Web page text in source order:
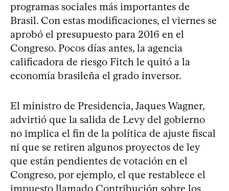
programas sociales más importantes de
Brasil. Con estas modificaciones, el viernes se
aprobó el presupuesto para 2016 en el
Congreso. Pocos días antes, la agencia
calificadora de riesgo Fitch le quitó a la
economía brasileña el grado inversor.
El ministro de Presidencia, Jaques Wagner,
advirtió que la salida de Levy del gobierno
no implica el fin de la política de ajuste fiscal
ni que se retiren algunos proyectos de ley
que están pendientes de votación en el
Congreso, por ejemplo, el que restablece el
impuesto llamado Contribución sobre los